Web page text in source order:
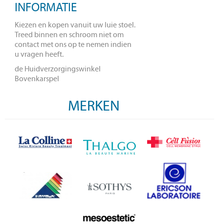
INFORMATIE
Kiezen en kopen vanuit uw luie stoel.
Treed binnen en schroom niet om
contact met ons op te nemen indien
u vragen heeft.
de Huidverzorgingswinkel
Bovenkarspel
MERKEN